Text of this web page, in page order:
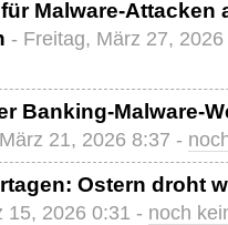
Malware-Attacken
- Freitag, März 27,
Banking-Malware-
21, 2026 8:37 -
Ostern droht
15, 2026 0:31 - noch